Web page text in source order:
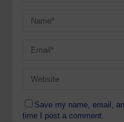
Save my name, email,
time I post a comment.